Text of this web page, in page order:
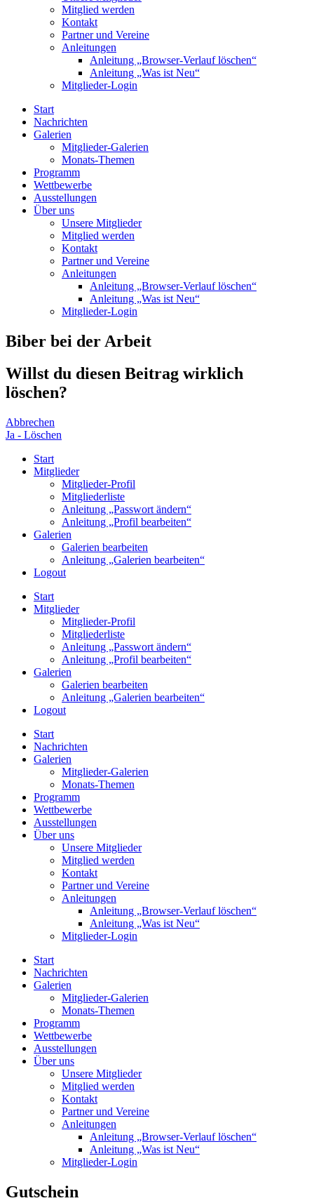
Mitglied werden
Kontakt
Partner und Vereine
Anleitungen
Anleitung „Browser-Verlauf löschen“
Anleitung „Was ist Neu“
Mitglieder-Login
Start
Nachrichten
Galerien
Mitglieder-Galerien
Monats-Themen
Programm
Wettbewerbe
Ausstellungen
Über uns
Unsere Mitglieder
Mitglied werden
Kontakt
Partner und Vereine
Anleitungen
Anleitung „Browser-Verlauf löschen“
Anleitung „Was ist Neu“
Mitglieder-Login
Biber bei der Arbeit
Willst du diesen Beitrag wirklich
löschen?
Abbrechen
Ja - Löschen
Start
Mitglieder
Mitglieder-Profil
Mitgliederliste
Anleitung „Passwort ändern“
Anleitung „Profil bearbeiten“
Galerien
Galerien bearbeiten
Anleitung „Galerien bearbeiten“
Logout
Start
Mitglieder
Mitglieder-Profil
Mitgliederliste
Anleitung „Passwort ändern“
Anleitung „Profil bearbeiten“
Galerien
Galerien bearbeiten
Anleitung „Galerien bearbeiten“
Logout
Start
Nachrichten
Galerien
Mitglieder-Galerien
Monats-Themen
Programm
Wettbewerbe
Ausstellungen
Über uns
Unsere Mitglieder
Mitglied werden
Kontakt
Partner und Vereine
Anleitungen
Anleitung „Browser-Verlauf löschen“
Anleitung „Was ist Neu“
Mitglieder-Login
Start
Nachrichten
Galerien
Mitglieder-Galerien
Monats-Themen
Programm
Wettbewerbe
Ausstellungen
Über uns
Unsere Mitglieder
Mitglied werden
Kontakt
Partner und Vereine
Anleitungen
Anleitung „Browser-Verlauf löschen“
Anleitung „Was ist Neu“
Mitglieder-Login
Gutschein